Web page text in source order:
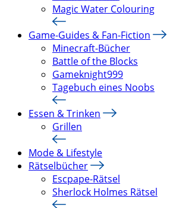
Magic Water Colouring
Game-Guides & Fan-Fiction
Minecraft-Bücher
Battle of the Blocks
Gameknight999
Tagebuch eines Noobs
Essen & Trinken
Grillen
Mode & Lifestyle
Rätselbücher
Escpape-Rätsel
Sherlock Holmes Rätsel